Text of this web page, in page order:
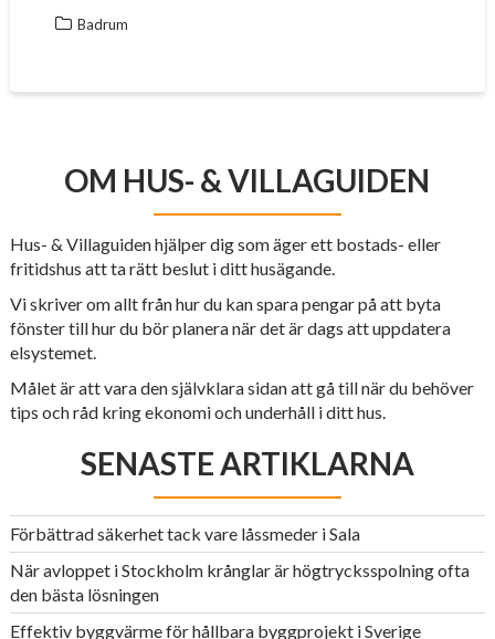
Badrum
OM HUS- & VILLAGUIDEN
Hus- & Villaguiden hjälper dig som äger ett bostads- eller
fritidshus att ta rätt beslut i ditt husägande.
Vi skriver om allt från hur du kan spara pengar på att byta
fönster till hur du bör planera när det är dags att uppdatera
elsystemet.
Målet är att vara den självklara sidan att gå till när du behöver
tips och råd kring ekonomi och underhåll i ditt hus.
SENASTE ARTIKLARNA
Förbättrad säkerhet tack vare låssmeder i Sala
När avloppet i Stockholm krånglar är högtrycksspolning ofta
den bästa lösningen
Effektiv byggvärme för hållbara byggprojekt i Sverige